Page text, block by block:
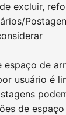
excluir,
espaço de
usuário é
de